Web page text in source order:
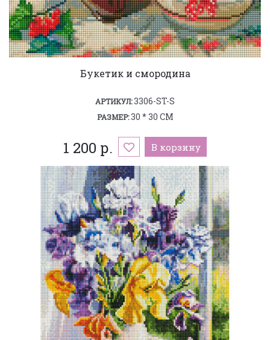
Букетик и смородина
АРТИКУЛ:3306-ST-S
РАЗМЕР:30 * 30 СМ
1 200 р. В корзину